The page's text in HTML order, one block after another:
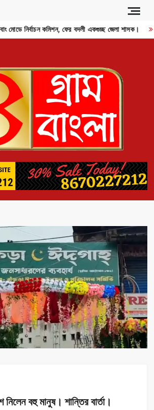
মোডে নির্বাচন কমিশন, ফের বদলী একগুচ্ছ জেলা শাসক।
বহু মানুষ। শান্তির বার্তা।